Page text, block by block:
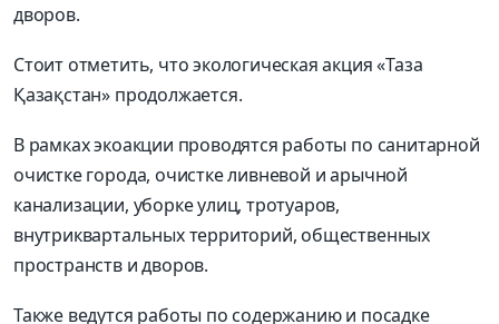
дворов.
Стоит отметить, что экологическая акция «Таза
Қазақстан» продолжается.
В рамках экоакции проводятся работы по санитарной
очистке города, очистке ливневой и арычной
канализации, уборке улиц, тротуаров,
внутриквартальных территорий, общественных
пространств и дворов.
Также ведутся работы по содержанию и посадке